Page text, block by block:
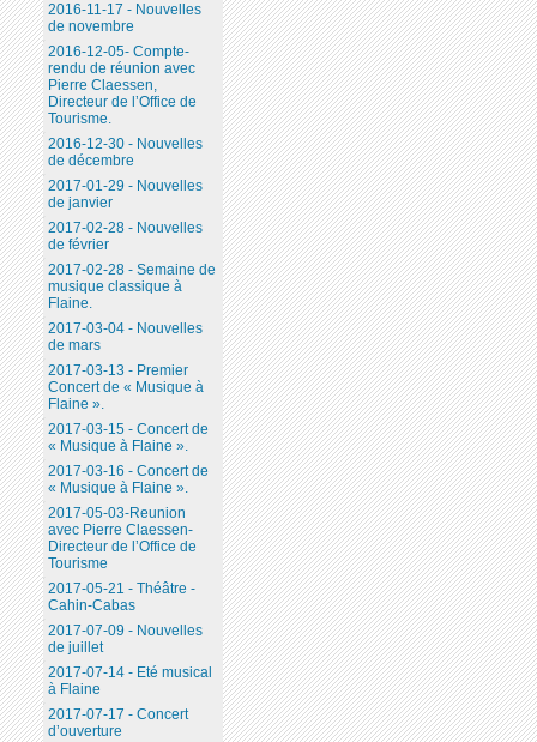
2016-11-17 - Nouvelles
de novembre
2016-12-05- Compte-
rendu de réunion avec
Pierre Claessen,
Directeur de l’Office de
Tourisme.
2016-12-30 - Nouvelles
de décembre
2017-01-29 - Nouvelles
de janvier
2017-02-28 - Nouvelles
de février
2017-02-28 - Semaine de
musique classique à
Flaine.
2017-03-04 - Nouvelles
de mars
2017-03-13 - Premier
Concert de « Musique à
Flaine ».
2017-03-15 - Concert de
« Musique à Flaine ».
2017-03-16 - Concert de
« Musique à Flaine ».
2017-05-03-Reunion
avec Pierre Claessen-
Directeur de l’Office de
Tourisme
2017-05-21 - Théâtre -
Cahin-Cabas
2017-07-09 - Nouvelles
de juillet
2017-07-14 - Eté musical
à Flaine
2017-07-17 - Concert
d’ouverture